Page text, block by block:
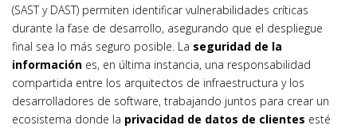
(SAST y DAST) permiten identificar vulnerabilidades críticas
durante la fase de desarrollo, asegurando que el despliegue
final sea lo más seguro posible. La seguridad de la
información es, en última instancia, una responsabilidad
compartida entre los arquitectos de infraestructura y los
desarrolladores de software, trabajando juntos para crear un
ecosistema donde la privacidad de datos de clientes esté